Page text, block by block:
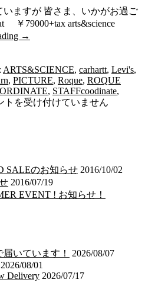
す！
は
ますが 皆さま、いかがお過ご
￥79000+tax arts&science
→
ARTS&SCIENCE, carhartt, Levi's,
, PICTURE, Roque, ROQUE
, STAFFcoodinate,
トを受け付けていません
SALEのお知らせ 2016/10/02
2016/07/19
EVENT ! お知らせ！
いています！
2026/08/07
2026/08/01
Delivery 2026/07/17